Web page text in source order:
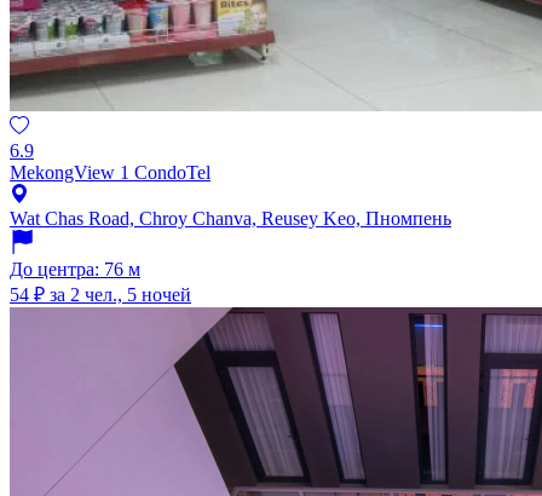
6.9
MekongView 1 CondoTel
Wat Chas Road, Chroy Chanva, Reusey Keo, Пномпень
До центра: 76 м
54 ₽ за 2 чел., 5 ночей